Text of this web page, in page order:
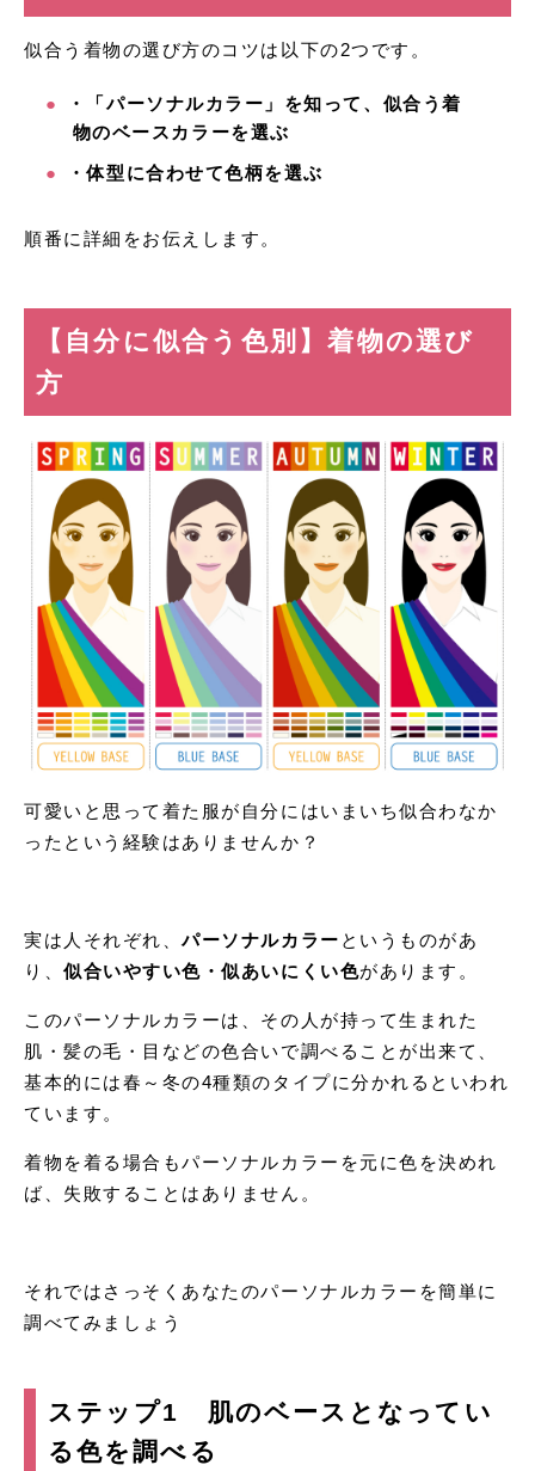
似合う着物の選び方のコツは以下の2つです。
・「パーソナルカラー」を知って、似合う着
物のベースカラーを選ぶ
・体型に合わせて色柄を選ぶ
順番に詳細をお伝えします。
【 自分に似合う色別】着物の選び
方
可愛いと思って着た服が自分にはいまいち似合わなか
ったという経験はありませんか？
実は人それぞれ、パーソナルカラー というものがあ
り、似合いやすい色・似あいにくい色があります。
このパーソナルカラーは、その人が持って生まれた
肌・髪の毛・目などの色合いで調べることが出来て、
基本的には春～冬の4種類のタイプに分かれるといわれ
ています。
着物を着る場合もパーソナルカラーを元に色を決めれ
ば、失敗することはありません。
それではさっそくあなたのパーソナルカラーを簡単に
調べてみましょう
ステップ1 肌のベースとなってい
る色を調べる